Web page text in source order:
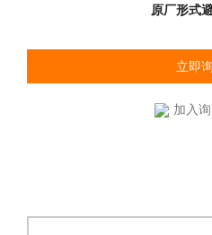
原厂形式
立即
加入